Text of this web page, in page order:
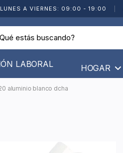
LUNES A VIERNES: 09:00 - 19:00
LABORAL HOGAR
aluminio blanco dcha